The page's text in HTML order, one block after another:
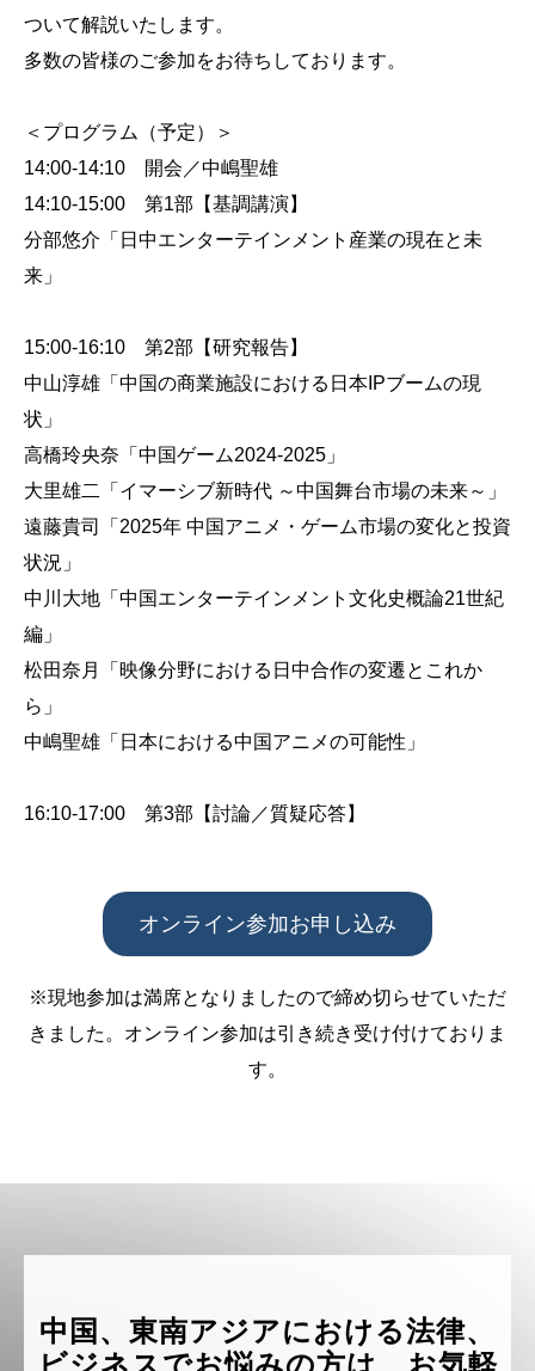
ついて解説いたします。
多数の皆様のご参加をお待ちしております。
＜プログラム（予定）＞
14:00-14:10 開会／中嶋聖雄
14:10-15:00 第1部【基調講演】
分部悠介「日中エンターテインメント産業の現在と未
来」
15:00-16:10 第2部【研究報告】
中山淳雄「中国の商業施設における日本IPブームの現
状」
高橋玲央奈「中国ゲーム2024-2025」
大里雄二「イマーシブ新時代 ～中国舞台市場の未来～」
遠藤貴司「2025年 中国アニメ・ゲーム市場の変化と投資
状況」
中川大地「中国エンターテインメント文化史概論21世紀
編」
松田奈月「映像分野における日中合作の変遷とこれか
ら」
中嶋聖雄「日本における中国アニメの可能性」
16:10-17:00 第3部【討論／質疑応答】
オンライン参加お申し込み
※現地参加は満席となりましたので締め切らせていただ
きました。オンライン参加は引き続き受け付けておりま
す。
中国、東南アジアにおける法律、